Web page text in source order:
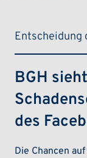
Entscheidung
BGH
des
Die Chancen